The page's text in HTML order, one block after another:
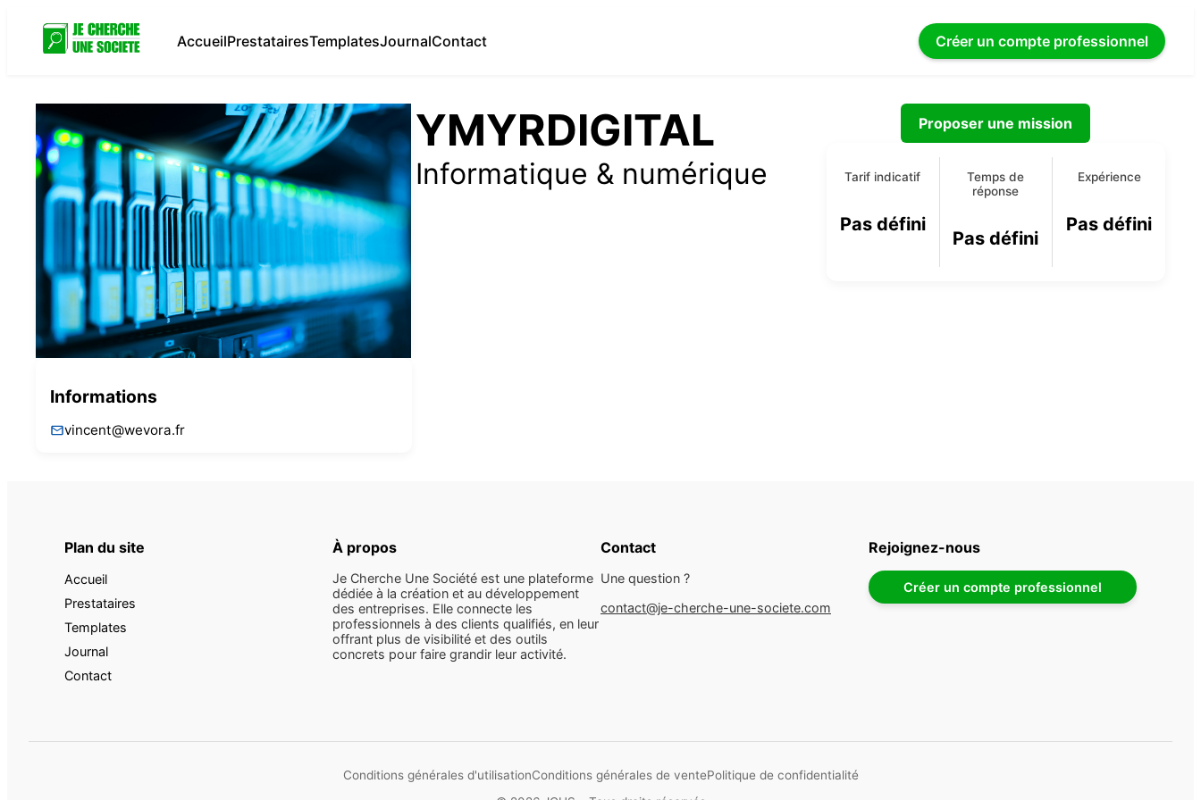
AccueilPrestatairesTemplatesJournalContact Créer un compte professionnel
YMYRDIGITAL
Informatique & numérique
Proposer une mission
Tarif indicatif
Pas défini
Temps de
réponse
Pas défini
Expérience
Pas défini
Informations
vincent@wevora.fr
Plan du site
Accueil
Prestataires
Templates
Journal
Contact
À propos
Je Cherche Une Société est une plateforme
dédiée à la création et au développement
des entreprises. Elle connecte les
professionnels à des clients qualifiés, en leur
offrant plus de visibilité et des outils
concrets pour faire grandir leur activité.
Contact
Une question ?
contact@je-cherche-une-societe.com
Rejoignez-nous
Créer un compte professionnel
Conditions générales d'utilisationConditions générales de ventePolitique de confidentialité